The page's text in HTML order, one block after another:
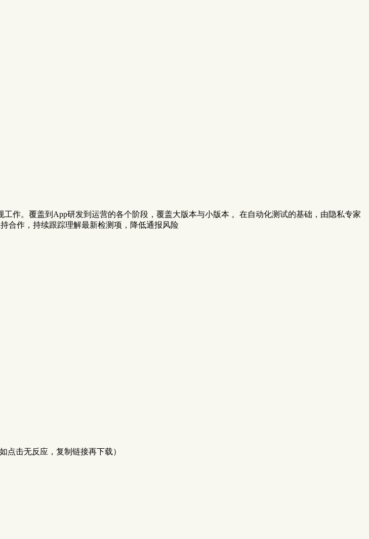
作。覆盖到App研发到运营的各个阶段，覆盖大版本与小版本 。在自动化测试的基础，由隐私专家
合作，持续跟踪理解最新检测项，降低通报风险
点击无反应，复制链接再下载）